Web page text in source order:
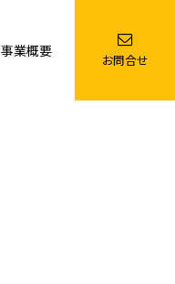
事業概要
お問合せ